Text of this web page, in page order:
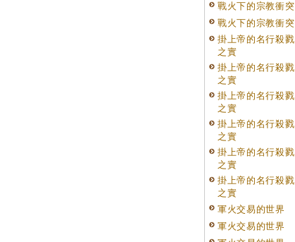
戰火下的宗教衝突
戰火下的宗教衝突
掛上帝的名行殺戮
之實
掛上帝的名行殺戮
之實
掛上帝的名行殺戮
之實
掛上帝的名行殺戮
之實
掛上帝的名行殺戮
之實
掛上帝的名行殺戮
之實
軍火交易的世界
軍火交易的世界